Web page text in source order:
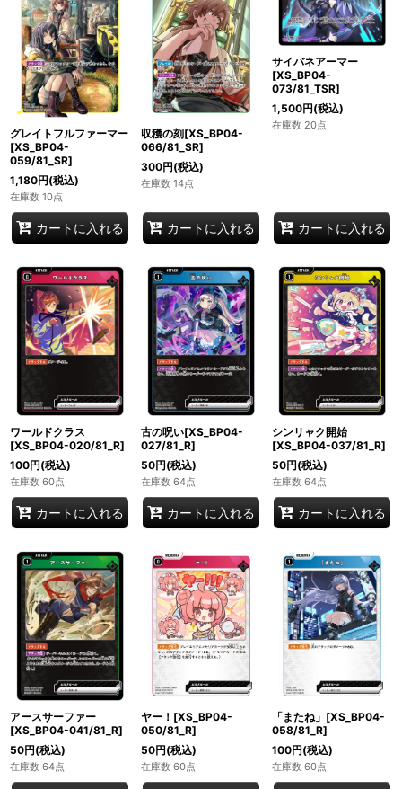
グレイトフルファーマー
[XS_BP04-
059/81_SR]
1,180円(税込)
在庫数 10点
カートに入れる
収穫の刻[XS_BP04-
066/81_SR]
300円(税込)
在庫数 14点
カートに入れる
サイバネアーマー
[XS_BP04-
073/81_TSR]
1,500円(税込)
在庫数 20点
カートに入れる
ワールドクラス
[XS_BP04-020/81_R]
100円(税込)
在庫数 60点
カートに入れる
古の呪い[XS_BP04-
027/81_R]
50円(税込)
在庫数 64点
カートに入れる
シンリャク開始
[XS_BP04-037/81_R]
50円(税込)
在庫数 64点
カートに入れる
アースサーファー
[XS_BP04-041/81_R]
50円(税込)
在庫数 64点
ヤー！[XS_BP04-
050/81_R]
50円(税込)
在庫数 60点
「またね」[XS_BP04-
058/81_R]
100円(税込)
在庫数 60点